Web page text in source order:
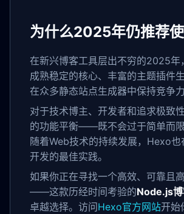
为什么2025年仍推荐
在新兴博客工具层出不穷的2025年
成熟稳定的核心、丰富的主题插件
在众多静态站点生成器中保持竞争力
对于技术博主、开发者和追求极致
的功能平衡——既不会过于简单而
随着Web技术的持续发展，Hexo
开发的最佳实践。
如果你正在寻找一个高效、可靠且
——这款历经时间考验的Node.js
卓越选择。访问Hexo官方网站开始